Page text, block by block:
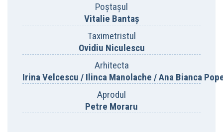
Poștașul
Vitalie Bantaș
Taximetristul
Ovidiu Niculescu
Arhitecta
Irina Velcescu / Ilinca Manolache / Ana Bianca
Aprodul
Petre Moraru